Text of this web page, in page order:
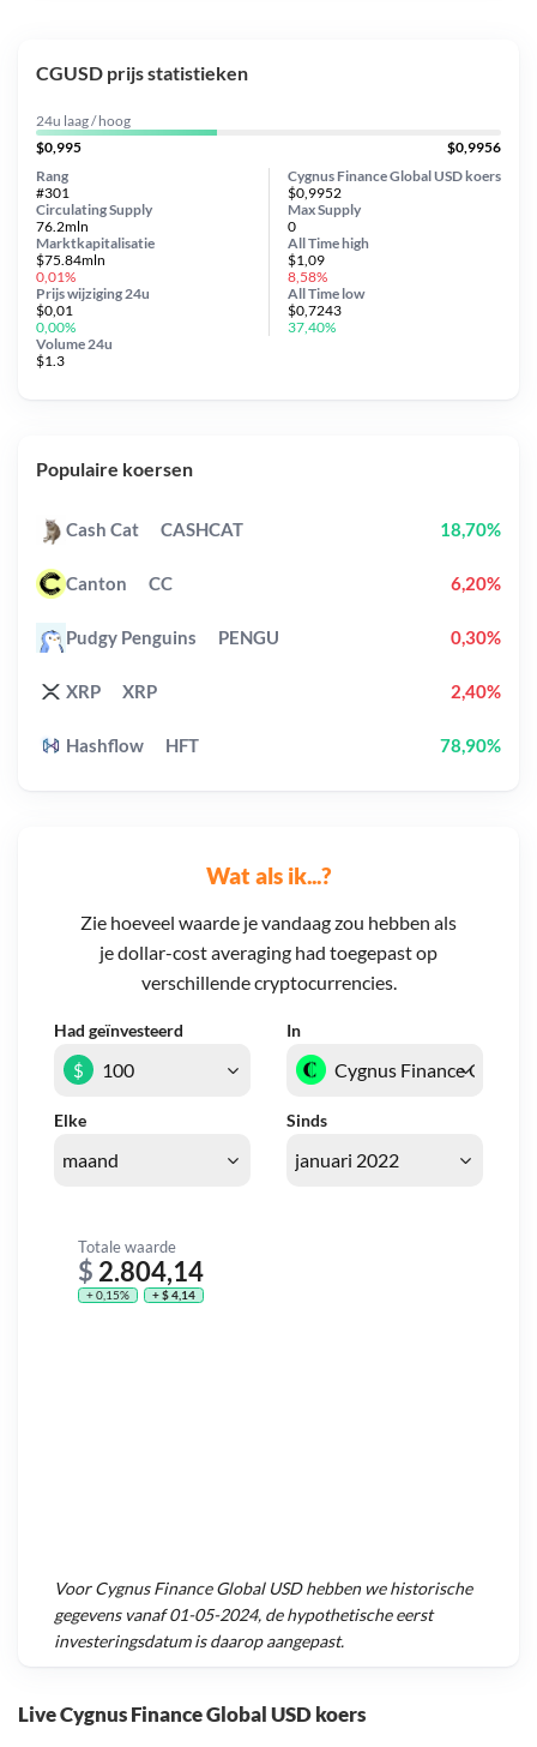
Live Cygnus Finance Global USD koers
Wat als ik...?
Zie hoeveel waarde je vandaag zou hebben als
je dollar-cost averaging had toegepast op
verschillende cryptocurrencies.
Had geïnvesteerd In
Elke Sinds
$
Totale waarde
$ 2.804,14
+ 0,15% + $ 4,14
VoorCygnus Finance Global USDhebben we historische
gegevens vanaf01-05-2024, de hypothetische eerst
investeringsdatum is daarop aangepast.
CGUSD prijs statistieken
24u laag / hoog
$0,995
$0,9956
Cygnus Finance Global USD koers
$0,9952
Circulating Supply
76.2mln
Prijs wijziging 24u
$0,01
0,00%
Max Supply
0
Marktkapitalisatie
$75.84mln
0,01%
Volume 24u
$1.3
Rang
#301
All Timehigh
$1,09
8,58%
All Time low
$0,7243
37,40%
Populaire koersen
Cash Cat CASHCAT 18,70%
Canton CC 6,20%
Pudgy Penguins PENGU 0,30%
XRP XRP 2,40%
Hashflow HFT 78,90%